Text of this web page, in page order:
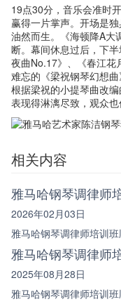
19点30分，音乐会准时
赢得一片掌声。开场是
油然而生。《海顿降A大
断。幕间休息过后，下
夜曲No.17》、《春江花
难忘的《梁祝钢琴幻想
根据梁祝的小提琴曲改
表现得淋漓尽致，观众也
相关内容
雅马哈钢琴调律师
2026年02月03日
雅马哈钢琴调律师培训
雅马哈钢琴调律师
2025年08月28日
雅马哈钢琴调律师培训